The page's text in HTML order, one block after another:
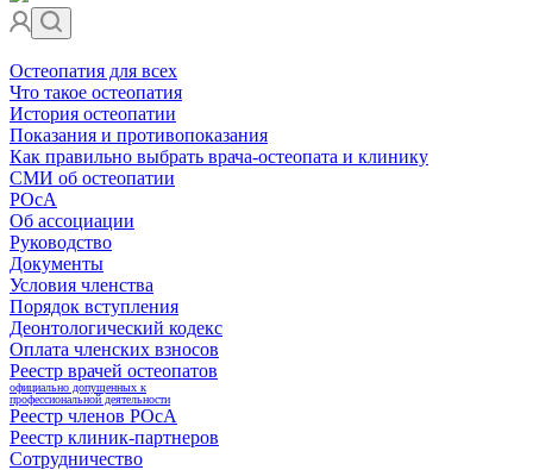
Остеопатия для всех
Что такое остеопатия
История остеопатии
Показания и противопоказания
Как правильно выбрать врача-остеопата и клинику
СМИ об остеопатии
РОсА
Об ассоциации
Руководство
Документы
Условия членства
Порядок вступления
Деонтологический кодекс
Оплата членских взносов
Реестр врачей остеопатов
официально допущенных к
профессиональной деятельности
Реестр членов РОсА
Реестр клиник-партнеров
Сотрудничество